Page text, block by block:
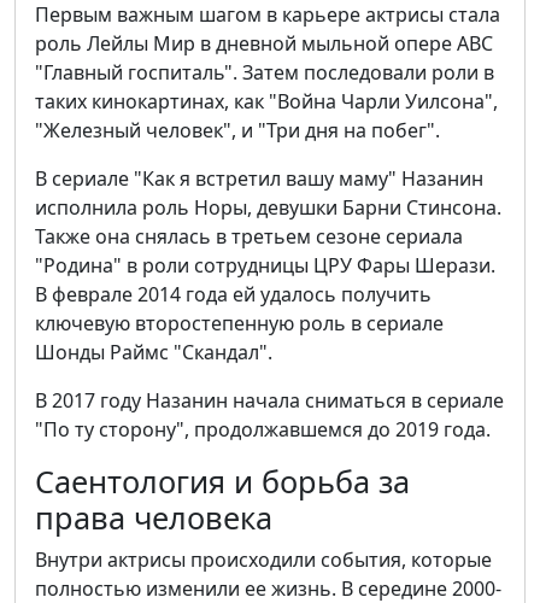
Первым важным шагом в карьере актрисы стала
роль Лейлы Мир в дневной мыльной опере ABC
"Главный госпиталь". Затем последовали роли в
таких кинокартинах, как "Война Чарли Уилсона",
"Железный человек", и "Три дня на побег".
В сериале "Как я встретил вашу маму" Назанин
исполнила роль Норы, девушки Барни Стинсона.
Также она снялась в третьем сезоне сериала
"Родина" в роли сотрудницы ЦРУ Фары Шерази.
В феврале 2014 года ей удалось получить
ключевую второстепенную роль в сериале
Шонды Раймс "Скандал".
В 2017 году Назанин начала сниматься в сериале
"По ту сторону", продолжавшемся до 2019 года.
Саентология и борьба за
права человека
Внутри актрисы происходили события, которые
полностью изменили ее жизнь. В середине 2000-